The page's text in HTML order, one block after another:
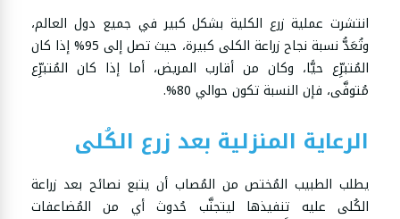
انتشرت عملية زرع الكلية بشكل كبير في جميع دول العالم،
وتُعَدُّ نسبة نجاح زراعة الكلى كبيرة، حيث تصل إلى 95% إذا كان
المُتبرِّع حيًّا، وكان من أقارب المريض، أما إذا كان المُتبرِّع
مُتوفَّى، فإن النسبة تكون حوالي 80%.
الرعاية المنزلية بعد زرع الكُلى
يطلب الطبيب المُختص من المُصاب أن يتبع نصائح بعد زراعة
الكُلى عليه تنفيذها ليتجنَّب حُدوث أي من المُضاعفات